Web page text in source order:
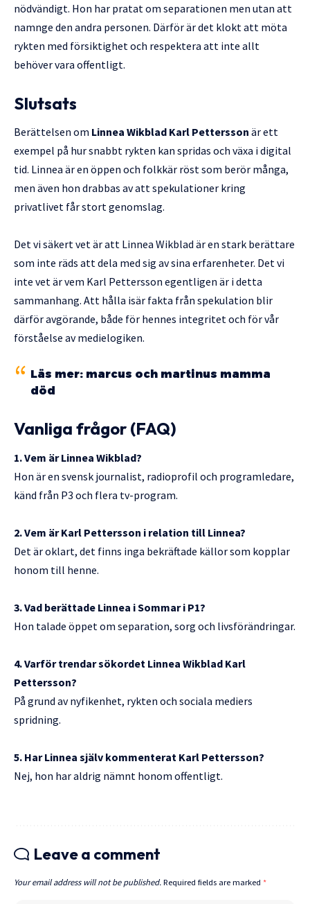
nödvändigt. Hon har pratat om separationen men utan att
namnge den andra personen. Därför är det klokt att möta
rykten med försiktighet och respektera att inte allt
behöver vara offentligt.
Slutsats
Berättelsen om Linnea Wikblad Karl Pettersson är ett
exempel på hur snabbt rykten kan spridas och växa i digital
tid. Linnea är en öppen och folkkär röst som berör många,
men även hon drabbas av att spekulationer kring
privatlivet får stort genomslag.
Det vi säkert vet är att Linnea Wikblad är en stark berättare
som inte räds att dela med sig av sina erfarenheter. Det vi
inte vet är vem Karl Pettersson egentligen är i detta
sammanhang. Att hålla isär fakta från spekulation blir
därför avgörande, både för hennes integritet och för vår
förståelse av medielogiken.
Läs mer: marcus och martinus mamma
död
Vanliga frågor (FAQ)
1. Vem är Linnea Wikblad?
Hon är en svensk journalist, radioprofil och programledare,
känd från P3 och flera tv-program.
2. Vem är Karl Pettersson i relation till Linnea?
Det är oklart, det finns inga bekräftade källor som kopplar
honom till henne.
3. Vad berättade Linnea i Sommar i P1?
Hon talade öppet om separation, sorg och livsförändringar.
4. Varför trendar sökordet Linnea Wikblad Karl
Pettersson?
På grund av nyfikenhet, rykten och sociala mediers
spridning.
5. Har Linnea själv kommenterat Karl Pettersson?
Nej, hon har aldrig nämnt honom offentligt.
Leave a comment
Your email address will not be published. Required fields are marked *